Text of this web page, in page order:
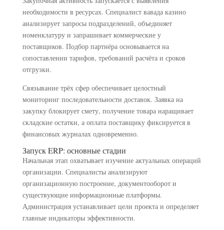
необходимости в ресурсах. Специалист вавада казино
анализирует запросы подразделений, объединяет
номенклатуру и запрашивает коммерческие у
поставщиков. Подбор партнёра основывается на
сопоставлении тарифов, требований расчёта и сроков
отгрузки.
Связывание трёх сфер обеспечивает целостный
мониторинг последовательности доставок. Заявка на
закупку блокирует смету, получение товара наращивает
складские остатки, а оплата поставщику фиксируется в
финансовых журналах одновременно.
Запуск ERP: основные стадии
Начальная этап охватывает изучение актуальных операций
организации. Специалисты анализируют
организационную построение, документооборот и
существующие информационные платформы.
Администрация устанавливает цели проекта и определяет
главные индикаторы эффективности.